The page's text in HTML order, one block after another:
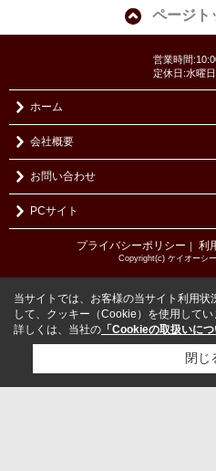
ページト
営業時間
定休日:水曜
ホーム
会社概要
お問い合わせ
PCサイト
プライバシーポリシー ｜ 利
Copyright(c) ケイオーシ
当サイトでは、お客様の当サイト利用状
して、クッキー（Cookie）を使用してい
詳しくは、当社の 「Cookieの取扱いにつ
閉じ